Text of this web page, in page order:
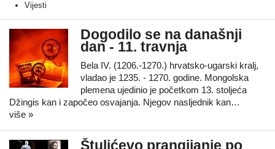
Vijesti
Dogodilo se na današnji
dan - 11. travnja
Bela IV. (1206.-1270.) hrvatsko-ugarski kralj,
vladao je 1235. - 1270. godine. Mongolska
plemena ujedinio je početkom 13. stoljeća
Džingis kan i započeo osvajanja. Njegov nasljednik kan…
više »
Štulićevo prangijanje po